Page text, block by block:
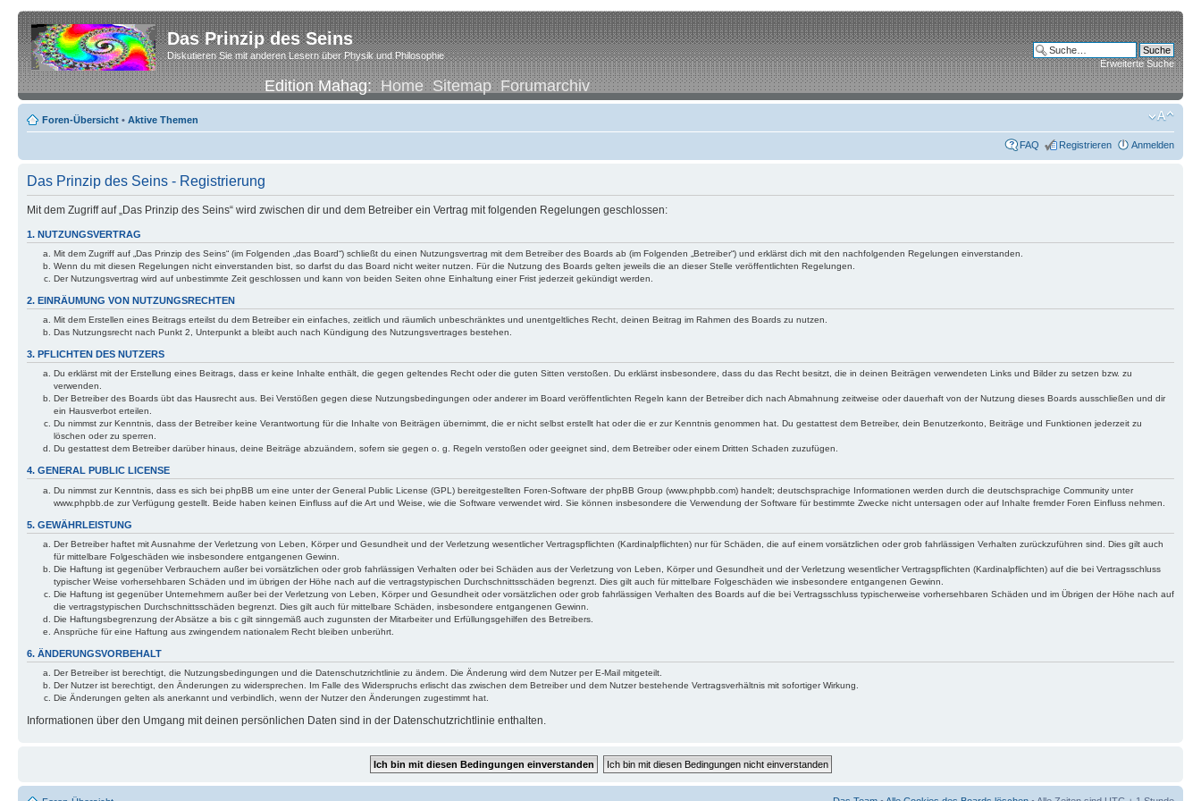
Das Prinzip des Seins
Diskutieren Sie mit anderen Lesern über Physik und Philosophie
Edition Mahag:Home Sitemap Forumarchiv
Erweiterte Suche
Foren-Übersicht • Aktive Themen
FAQ Registrieren Anmelden
Das Prinzip des Seins - Registrierung
Mit dem Zugriff auf „Das Prinzip des Seins“ wird zwischen dir und dem Betreiber ein Vertrag mit folgenden Regelungen geschlossen:
1. NUTZUNGSVERTRAG
Mit dem Zugriff auf „Das Prinzip des Seins“ (im Folgenden „das Board“) schließt du einen Nutzungsvertrag mit dem Betreiber des Boards ab (im Folgenden „Betreiber“) und erklärst dich mit den nachfolgenden Regelungen einverstanden.
Wenn du mit diesen Regelungen nicht einverstanden bist, so darfst du das Board nicht weiter nutzen. Für die Nutzung des Boards gelten jeweils die an dieser Stelle veröffentlichten Regelungen.
Der Nutzungsvertrag wird auf unbestimmte Zeit geschlossen und kann von beiden Seiten ohne Einhaltung einer Frist jederzeit gekündigt werden.
2. EINRÄUMUNG VON NUTZUNGSRECHTEN
Mit dem Erstellen eines Beitrags erteilst du dem Betreiber ein einfaches, zeitlich und räumlich unbeschränktes und unentgeltliches Recht, deinen Beitrag im Rahmen des Boards zu nutzen.
Das Nutzungsrecht nach Punkt 2, Unterpunkt a bleibt auch nach Kündigung des Nutzungsvertrages bestehen.
3. PFLICHTEN DES NUTZERS
Du erklärst mit der Erstellung eines Beitrags, dass er keine Inhalte enthält, die gegen geltendes Recht oder die guten Sitten verstoßen. Du erklärst insbesondere, dass du das Recht besitzt, die in deinen Beiträgen verwendeten Links und Bilder zu setzen bzw. zu
verwenden.
Der Betreiber des Boards übt das Hausrecht aus. Bei Verstößen gegen diese Nutzungsbedingungen oder anderer im Board veröffentlichten Regeln kann der Betreiber dich nach Abmahnung zeitweise oder dauerhaft von der Nutzung dieses Boards ausschließen und dir
ein Hausverbot erteilen.
Du nimmst zur Kenntnis, dass der Betreiber keine Verantwortung für die Inhalte von Beiträgen übernimmt, die er nicht selbst erstellt hat oder die er zur Kenntnis genommen hat. Du gestattest dem Betreiber, dein Benutzerkonto, Beiträge und Funktionen jederzeit zu
löschen oder zu sperren.
Du gestattest dem Betreiber darüber hinaus, deine Beiträge abzuändern, sofern sie gegen o. g. Regeln verstoßen oder geeignet sind, dem Betreiber oder einem Dritten Schaden zuzufügen.
4. GENERAL PUBLIC LICENSE
Du nimmst zur Kenntnis, dass es sich bei phpBB um eine unter der General Public License (GPL) bereitgestellten Foren-Software der phpBB Group (www.phpbb.com) handelt; deutschsprachige Informationen werden durch die deutschsprachige Community unter
www.phpbb.de zur Verfügung gestellt. Beide haben keinen Einfluss auf die Art und Weise, wie die Software verwendet wird. Sie können insbesondere die Verwendung der Software für bestimmte Zwecke nicht untersagen oder auf Inhalte fremder Foren Einfluss nehmen.
5. GEWÄHRLEISTUNG
Der Betreiber haftet mit Ausnahme der Verletzung von Leben, Körper und Gesundheit und der Verletzung wesentlicher Vertragspflichten (Kardinalpflichten) nur für Schäden, die auf einem vorsätzlichen oder grob fahrlässigen Verhalten zurückzuführen sind. Dies gilt auch
für mittelbare Folgeschäden wie insbesondere entgangenen Gewinn.
Die Haftung ist gegenüber Verbrauchern außer bei vorsätzlichen oder grob fahrlässigen Verhalten oder bei Schäden aus der Verletzung von Leben, Körper und Gesundheit und der Verletzung wesentlicher Vertragspflichten (Kardinalpflichten) auf die bei Vertragsschluss
typischer Weise vorhersehbaren Schäden und im übrigen der Höhe nach auf die vertragstypischen Durchschnittsschäden begrenzt. Dies gilt auch für mittelbare Folgeschäden wie insbesondere entgangenen Gewinn.
Die Haftung ist gegenüber Unternehmern außer bei der Verletzung von Leben, Körper und Gesundheit oder vorsätzlichen oder grob fahrlässigen Verhalten des Boards auf die bei Vertragsschluss typischerweise vorhersehbaren Schäden und im Übrigen der Höhe nach auf
die vertragstypischen Durchschnittsschäden begrenzt. Dies gilt auch für mittelbare Schäden, insbesondere entgangenen Gewinn.
Die Haftungsbegrenzung der Absätze a bis c gilt sinngemäß auch zugunsten der Mitarbeiter und Erfüllungsgehilfen des Betreibers.
Ansprüche für eine Haftung aus zwingendem nationalem Recht bleiben unberührt.
6. ÄNDERUNGSVORBEHALT
Der Betreiber ist berechtigt, die Nutzungsbedingungen und die Datenschutzrichtlinie zu ändern. Die Änderung wird dem Nutzer per E-Mail mitgeteilt.
Der Nutzer ist berechtigt, den Änderungen zu widersprechen. Im Falle des Widerspruchs erlischt das zwischen dem Betreiber und dem Nutzer bestehende Vertragsverhältnis mit sofortiger Wirkung.
Die Änderungen gelten als anerkannt und verbindlich, wenn der Nutzer den Änderungen zugestimmt hat.
Informationen über den Umgang mit deinen persönlichen Daten sind in der Datenschutzrichtlinie enthalten.